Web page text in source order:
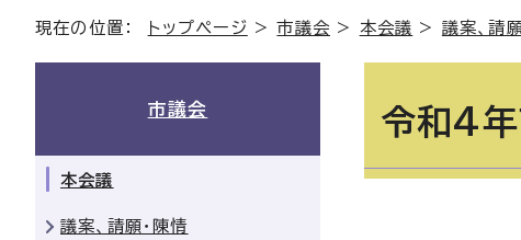
現在の位置： トップページ >市議会 > 本会議 > 議案、請
令和4
市議会
本会議
議案、請願・陳情